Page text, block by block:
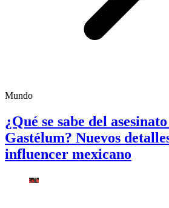
Mundo
¿Qué se sabe del
Gastélum? Nuevos
influencer mexicano